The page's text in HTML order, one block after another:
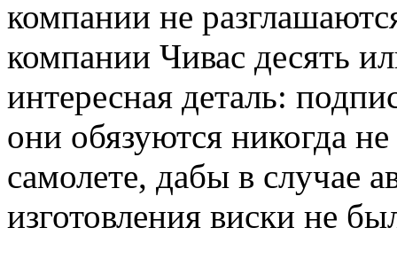
компании не
компании Чивас десять
интересная деталь:
они обязуются никогда
самолете, дабы в случае
изготовления виски не